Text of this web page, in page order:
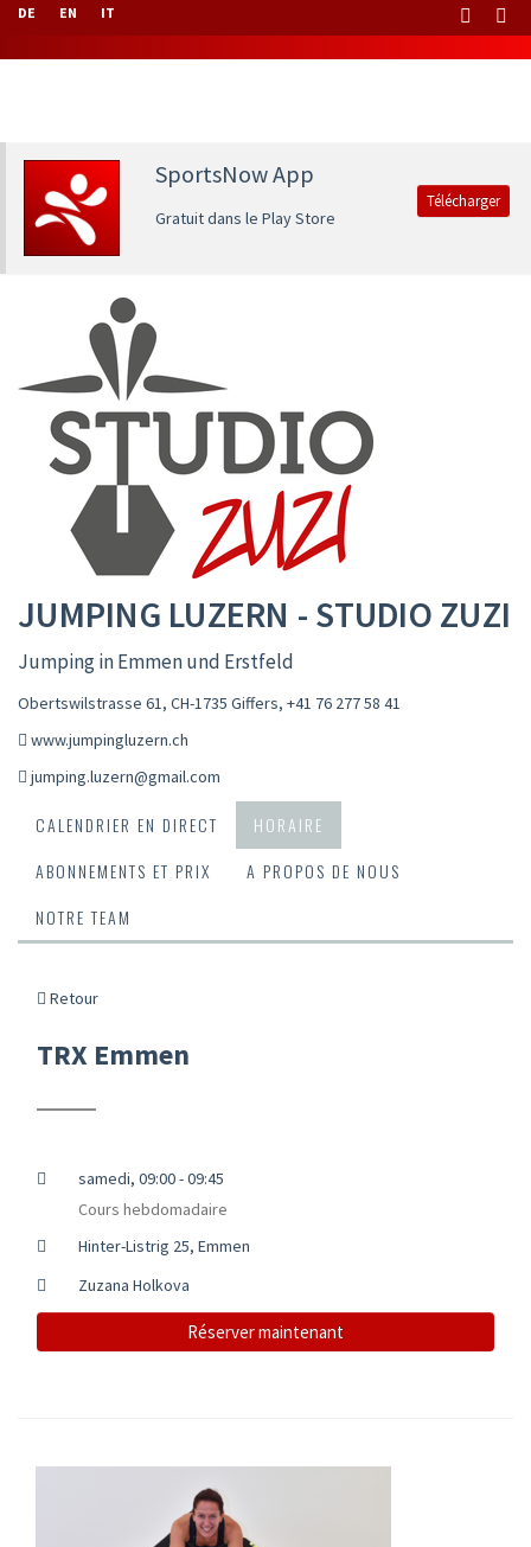
DE EN IT
SportsNow App
Gratuit dans le Play Store
Télécharger
JUMPING LUZERN - STUDIO ZUZI
Jumping in Emmen und Erstfeld
Obertswilstrasse 61, CH-1735 Giffers, +41 76 277 58 41
www.jumpingluzern.ch
jumping.luzern@gmail.com
CALENDRIER EN DIRECT
HORAIRE
ABONNEMENTS ET PRIX
A PROPOS DE NOUS
NOTRE TEAM
Retour
TRX Emmen
samedi, 09:00 - 09:45
Cours hebdomadaire
Hinter-Listrig 25, Emmen
Zuzana Holkova
Réserver maintenant